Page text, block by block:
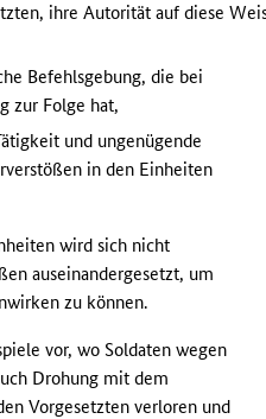
ihre Autorität auf diese
Befehlsgebung, die bei
zur Folge hat,
und ungenügende
in den Einheiten
wird sich nicht
auseinandergesetzt, um
zu können.
vor, wo Soldaten wegen
Drohung mit dem
Vorgesetzten verloren und